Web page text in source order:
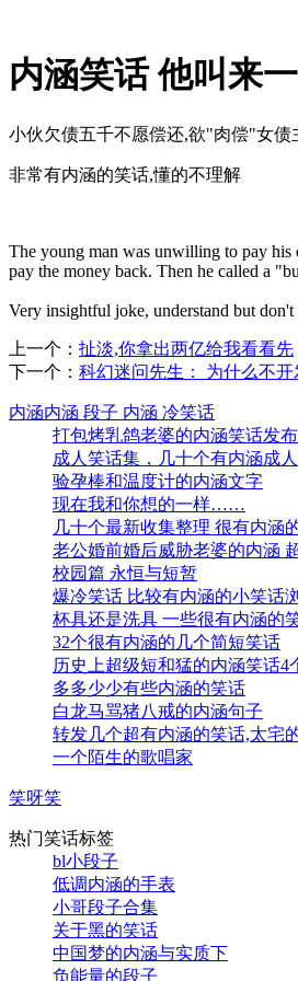
内涵笑话 他叫来
小伙欠债五千不愿偿还,欲"肉偿"女债
非常有内涵的笑话,懂的不理解
The young man was unwilling to pay his
pay the money back. Then he called a
Very insightful joke, understand but don't
上一个： 扯淡,你拿出两亿给我看看先
下一个： 科幻迷问先生： 为什么不开
内涵内涵 段子 内涵 冷笑话
打包烤乳鸽老婆的内涵笑话发布
成人笑话集，几十个有内涵成
验孕棒和温度计的内涵文字
现在我和你想的一样……
几十个最新收集整理 很有内涵
老公婚前婚后威胁老婆的内涵
校园篇 永恒与短暂
爆冷笑话 比较有内涵的小笑话
杯具还是洗具 一些很有内涵的
32个很有内涵的几个简短笑话
历史上超级短和猛的内涵笑话4
多多少少有些内涵的笑话
白龙马骂猪八戒的内涵句子
转发几个超有内涵的笑话,太宅
一个陌生的歌唱家
笑呀笑
热门笑话标签
bl小段子
低调内涵的手表
小哥段子合集
关于黑的笑话
中国梦的内涵与实质下
负能量的段子